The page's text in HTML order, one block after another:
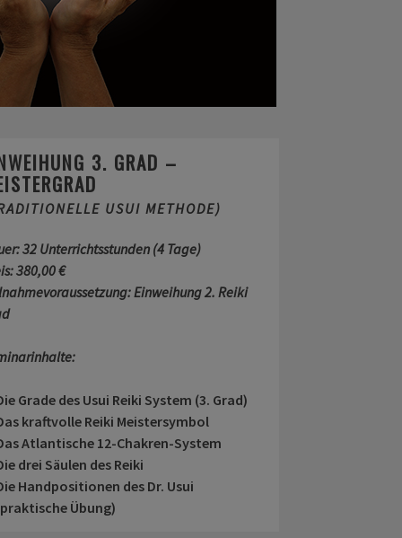
3. GRAD –
USUI METHODE)
32 Unterrichtsstunden (4 Tage)
380,00 €
Einweihung 2. Reiki
Grade des Usui Reiki System (3. Grad)
kraftvolle Reiki Meistersymbol
Atlantische 12-Chakren-System
drei Säulen des Reiki
Handpositionen des Dr. Usui
Übung)